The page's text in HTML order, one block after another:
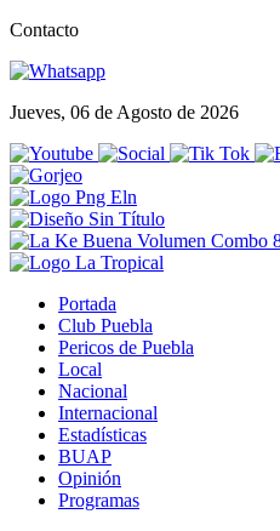
Contacto
Jueves, 06 de Agosto de 2026
Portada
Club Puebla
Pericos de Puebla
Local
Nacional
Internacional
Estadísticas
BUAP
Opinión
Programas